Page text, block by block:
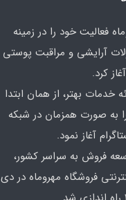
فعالیت خود را در زمینه
آرایشی و مراقبت پوستی
خدمات بهتر، از همان ابتدا
به صورت همزمان در شبکه
آغاز نمود.
فروش به سراسر کشور،
فروشگاه مهروماه در دی